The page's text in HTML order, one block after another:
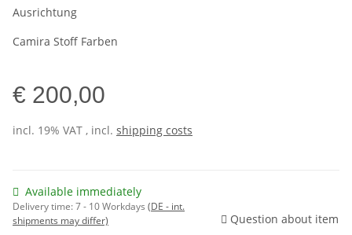
Ausrichtung
Camira Stoff Farben
€ 200,00
incl. 19% VAT , incl. shipping costs
Available immediately
Delivery time:7 - 10 Workdays (DE - int.
shipments may differ)
Question about item